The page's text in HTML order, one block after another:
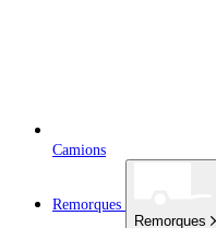
Camions
Remorques
Remorques